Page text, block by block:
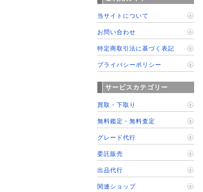
当サイトについて
お問い合わせ
特定商取引法に基づく表記
プライバシーポリシー
サービスカテゴリー
買取・下取り
無料鑑定・無料査定
グレード代行
委託販売
出品代行
関連ショップ